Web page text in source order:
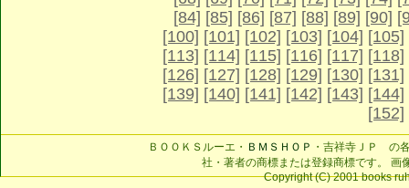
[84] [85] [86] [87] [88] [89] [90]
[100] [101] [102] [103] [104] [105]
[113] [114] [115] [116] [117] [118]
[126] [127] [128] [129] [130] [131]
[139] [140] [141] [142] [143] [144]
[152]
ＢＯＯＫＳルーエ・ ＢＭＳＨＯＰ ・吉祥寺ＪＰ の
社・著者の商標または登録商標です。 画
Copyright (C) 2001 books